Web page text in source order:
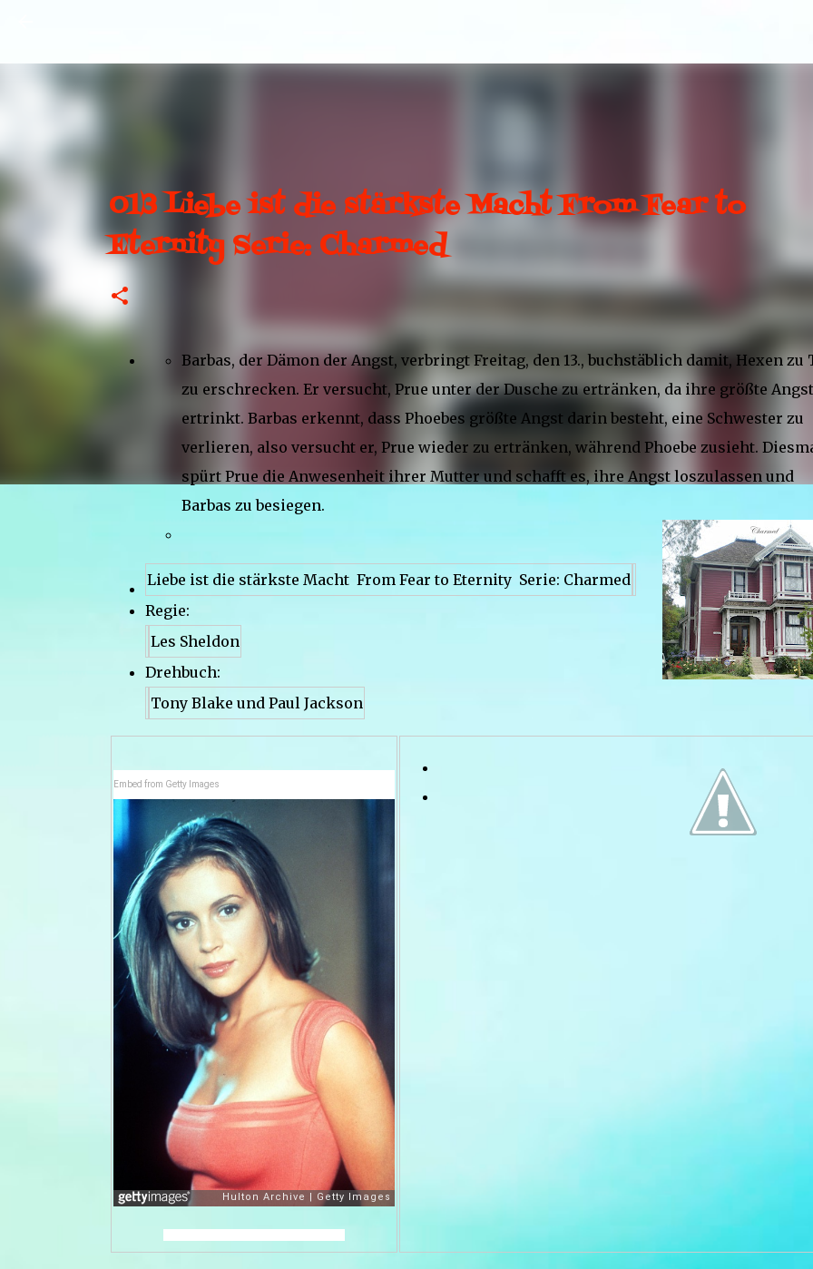
013 Liebe ist die stärkste Macht From Fear to
Eternity Serie: Charmed
Barbas, der Dämon der Angst, verbringt Freitag, den 13., buchstäblich damit, Hexen zu
zu erschrecken. Er versucht, Prue unter der Dusche zu ertränken, da ihre größte Angst
ertrinkt. Barbas erkennt, dass Phoebes größte Angst darin besteht, eine Schwester zu
verlieren, also versucht er, Prue wieder zu ertränken, während Phoebe zusieht.
spürt Prue die Anwesenheit ihrer Mutter und schafft es, ihre Angst loszulassen und
Barbas zu besiegen.
Liebe ist die stärkste Macht From Fear to Eternity Serie: Charmed
Regie:
Les Sheldon
Drehbuch:
Tony Blake und Paul Jackson
Embed from Getty Images